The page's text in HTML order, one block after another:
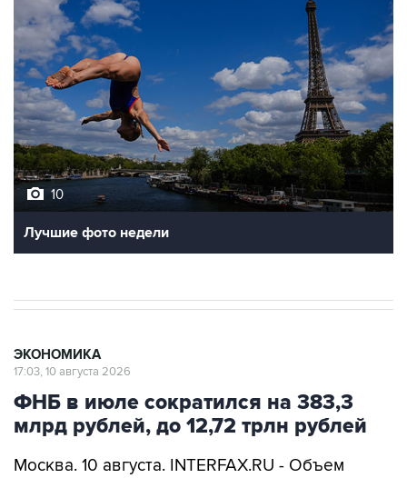
ЭКОНОМИКА
17:03, 10 августа 2026
ФНБ в июле сократился на 383,3
млрд рублей, до 12,72 трлн рублей
Москва. 10 августа. INTERFAX.RU - Объем
Фонда национального благосостояния (ФНБ) в
свидетельствуют данные, опубликованные на
Объем ФНБ на 1 августа составил 12 трлн
млрд), или 5,4% ВВП. Месяцем ранее он был на
уровне 13 трлн 104,15 млрд рублей (эквивалент